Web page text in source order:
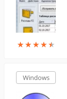
★★★★★
★★★★★
Windows